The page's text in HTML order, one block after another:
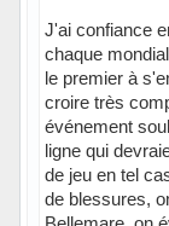
J'ai confiance
chaque
le premier à
croire très
événement
ligne qui
de jeu en tel
de blessures,